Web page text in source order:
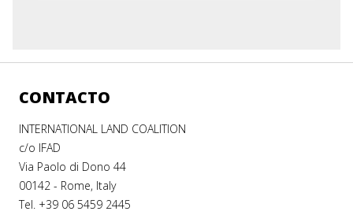
CONTACTO
INTERNATIONAL LAND COALITION
c/o IFAD
Via Paolo di Dono 44
00142 - Rome, Italy
Tel. +39 06 5459 2445